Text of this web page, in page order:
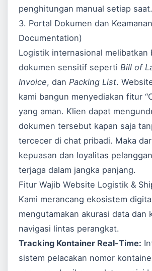
penghitungan manual setiap saat.
3. Portal Dokumen dan
Documentation)
Logistik internasional melibatkan
dokumen sensitif sepertiBill of
Invoice, danPacking List.
kami bangun menyediakan fitur
yang aman. Klien dapat
dokumen tersebut kapan saja
tercecer di chat pribadi. Maka
kepuasan dan loyalitas
terjaga dalam jangka panjang.
Fitur Wajib Website Logistik &
Kami merancang ekosistem
mengutamakan akurasi data dan
navigasi lintas perangkat.
Tracking Kontainer Real-Time:
sistem pelacakan nomor